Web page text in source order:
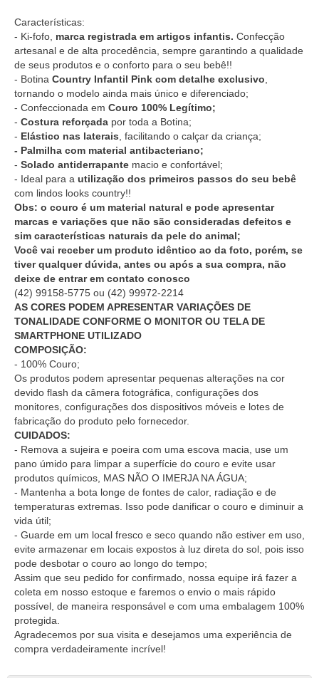
Características:
- Ki-fofo, marca registrada em artigos infantis. Confecção
artesanal e de alta procedência, sempre garantindo a qualidade
de seus produtos e o conforto para o seu bebê!!
- Botina Country Infantil Pink com detalhe exclusivo
tornando o modelo ainda mais único e diferenciado;
- Confeccionada em Couro 100% Legítimo;
- Costura reforçada por toda a Botina;
- Elástico nas laterais , facilitando o calçar da criança;
- Palmilha com material antibacteriano;
- Solado antiderrapante macio e confortável;
- Ideal para a utilização dos primeiros passos do seu bebê
com lindos looks country!!
Obs: o couro é um material natural e pode apresentar
marcas e variações que não são consideradas defeitos e
sim características naturais da pele do animal;
Você vai receber um produto idêntico ao da foto, porém, se
tiver qualquer dúvida, antes ou após a sua compra, não
deixe de entrar em contato conosco
(42) 99158-5775 ou (42) 99972-2214
AS CORES PODEM APRESENTAR VARIAÇÕES DE
TONALIDADE CONFORME O MONITOR OU TELA DE
SMARTPHONE UTILIZADO
COMPOSIÇÃO:
- 100% Couro;
Os produtos podem apresentar pequenas alterações na cor
devido flash da câmera fotográfica, configurações dos
monitores, configurações dos dispositivos móveis e lotes de
fabricação do produto pelo fornecedor.
CUIDADOS:
- Remova a sujeira e poeira com uma escova macia, use um
pano úmido para limpar a superfície do couro e evite usar
produtos químicos, MAS NÃO O IMERJA NA ÁGUA;
- Mantenha a bota longe de fontes de calor, radiação e de
temperaturas extremas. Isso pode danificar o couro e diminuir a
vida útil;
- Guarde em um local fresco e seco quando não estiver em uso,
evite armazenar em locais expostos à luz direta do sol, pois isso
pode desbotar o couro ao longo do tempo;
Assim que seu pedido for confirmado, nossa equipe irá fazer a
coleta em nosso estoque e faremos o envio o mais rápido
possível, de maneira responsável e com uma embalagem 100%
protegida.
Agradecemos por sua visita e desejamos uma experiência de
compra verdadeiramente incrível!